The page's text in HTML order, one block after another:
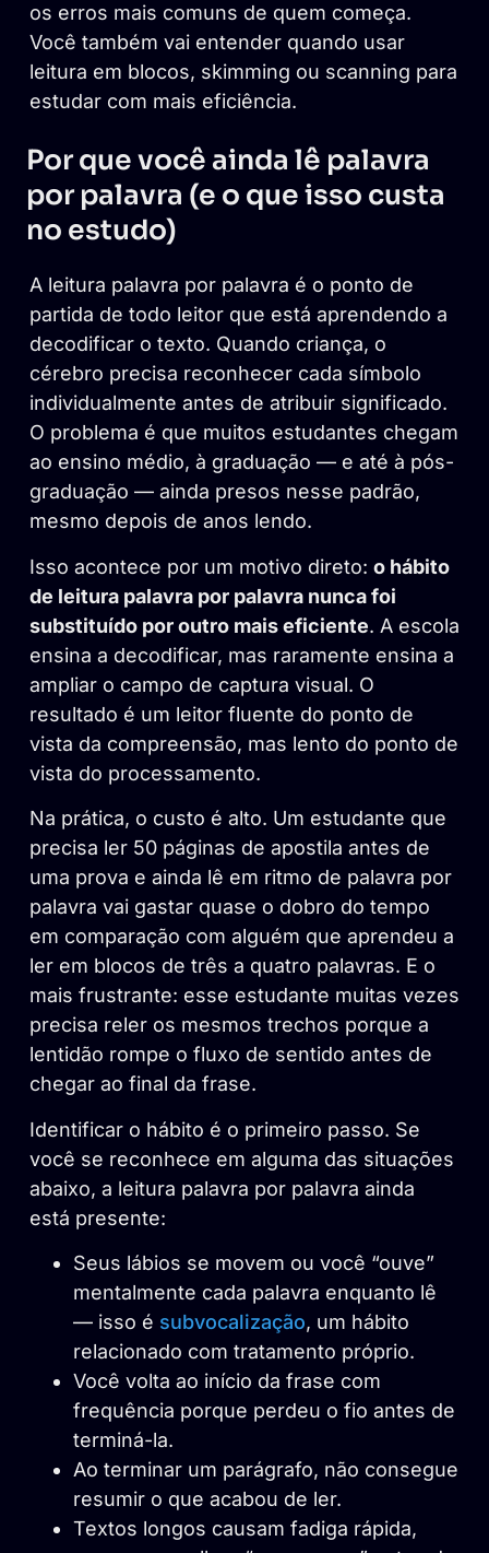
os erros mais comuns de quem começa.
Você também vai entender quando usar
leitura em blocos, skimming ou scanning para
estudar com mais eficiência.
Por que você ainda lê palavra
por palavra (e o que isso custa
no estudo)
A leitura palavra por palavra é o ponto de
partida de todo leitor que está aprendendo a
decodificar o texto. Quando criança, o
cérebro precisa reconhecer cada símbolo
individualmente antes de atribuir significado.
O problema é que muitos estudantes chegam
ao ensino médio, à graduação — e até à pós-
graduação — ainda presos nesse padrão,
mesmo depois de anos lendo.
Isso acontece por um motivo direto: o hábito
de leitura palavra por palavra nunca foi
substituído por outro mais eficiente. A escola
ensina a decodificar, mas raramente ensina a
ampliar o campo de captura visual. O
resultado é um leitor fluente do ponto de
vista da compreensão, mas lento do ponto de
vista do processamento.
Na prática, o custo é alto. Um estudante que
precisa ler 50 páginas de apostila antes de
uma prova e ainda lê em ritmo de palavra por
palavra vai gastar quase o dobro do tempo
em comparação com alguém que aprendeu a
ler em blocos de três a quatro palavras. E o
mais frustrante: esse estudante muitas vezes
precisa reler os mesmos trechos porque a
lentidão rompe o fluxo de sentido antes de
chegar ao final da frase.
Identificar o hábito é o primeiro passo. Se
você se reconhece em alguma das situações
abaixo, a leitura palavra por palavra ainda
está presente:
Seus lábios se movem ou você “ouve”
mentalmente cada palavra enquanto lê
— isso é subvocalização, um hábito
relacionado com tratamento próprio.
Você volta ao início da frase com
frequência porque perdeu o fio antes de
terminá-la.
Ao terminar um parágrafo, não consegue
resumir o que acabou de ler.
Textos longos causam fadiga rápida,